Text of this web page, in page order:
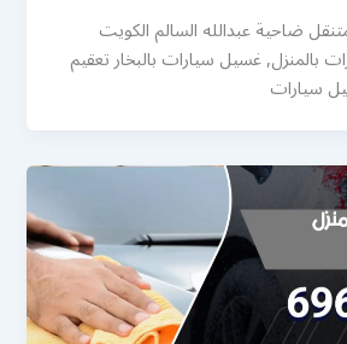
ضاحية عبدالله السالم الكويت
غسيل سيارات بالبخار تعقيم
سيارات